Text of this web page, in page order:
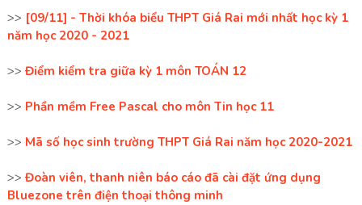
>> [09/11] - Thời khóa biểu THPT Giá Rai mới nhất học kỳ 1
năm học 2020 - 2021
>>Điểm kiểm tra giữa kỳ 1 môn TOÁN 12
>> Phần mềm Free Pascal cho môn Tin học 11
>> Mã số học sinh trường THPT Giá Rai năm học 2020-2021
>>Đoàn viên, thanh niên báo cáo đã cài đặt ứng dụng
Bluezone trên điện thoại thông minh